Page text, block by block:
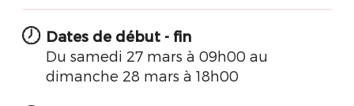
Dates de début - fin
Du samedi 27 mars à 09h00 au
dimanche 28 mars à 18h00